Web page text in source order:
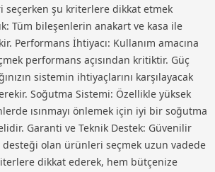
seçerken şu kriterlere dikkat etmek
Tüm bileşenlerin anakart ve kasa ile
Performans İhtiyacı: Kullanım amacına
performans açısından kritiktir. Güç
sistemin ihtiyaçlarını karşılayacak
Soğutma Sistemi: Özellikle yüksek
ısınmayı önlemek için iyi bir soğutma
Garanti ve Teknik Destek: Güvenilir
desteği olan ürünleri seçmek uzun vadede
dikkat ederek, hem bütçenize